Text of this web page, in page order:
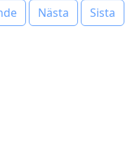
Nästa Sista